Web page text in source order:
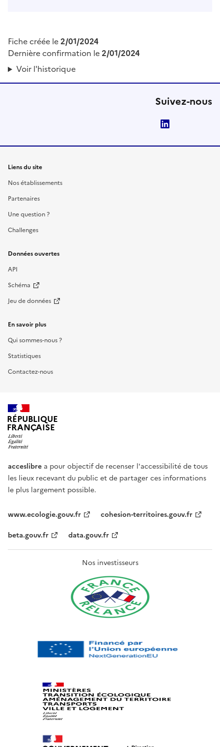
Fiche créée le2/01/2024
Dernière confirmation le2/01/2024
Voir l'historique
Suivez-nous
Liens du site
Nos établissements
Partenaires
Une question ?
Challenges
Données ouvertes
API
Schéma
Jeu de données
En savoir plus
Qui sommes-nous ?
Statistiques
Contactez-nous
RÉPUBLIQUE
FRANÇAISE
acceslibre a pour objectif de recenser l'accessibilité de tous
les lieux recevant du public et de partager ces informations
le plus largement possible.
www.ecologie.gouv.fr
cohesion-territoires.gouv.fr
beta.gouv.fr
data.gouv.fr
Nos investisseurs